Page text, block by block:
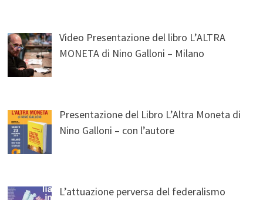
Video Presentazione del libro L’ALTRA
MONETA di Nino Galloni – Milano
Presentazione del Libro L’Altra Moneta di
Nino Galloni – con l’autore
L’attuazione perversa del federalismo